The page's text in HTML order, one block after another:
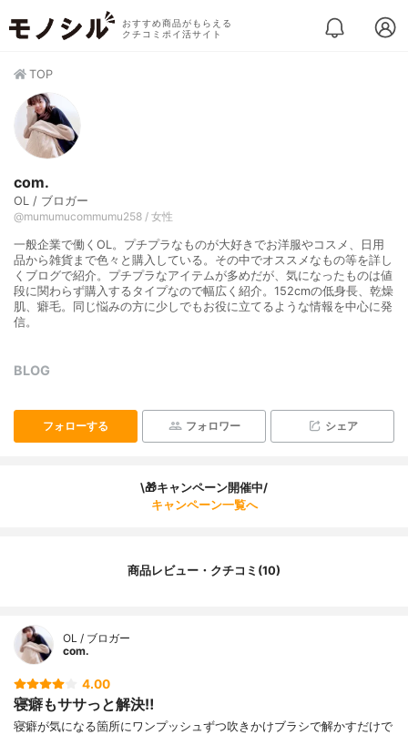
おすすめ商品がもらえる
クチコミポイ活サイト
TOP
com.
OL / ブロガー
@mumumucommumu258 / 女性
一般企業で働くOL。プチプラなものが大好きでお洋服やコスメ、日用
品から雑貨まで色々と購入している。その中でオススメなもの等を詳し
くブログで紹介。プチプラなアイテムが多めだが、気になったものは値
段に関わらず購入するタイプなので幅広く紹介。152cmの低身長、乾燥
肌、癖毛。同じ悩みの方に少しでもお役に立てるような情報を中心に発
信。
BLOG
フォローする フォロワー シェア
\🎁キャンペーン開催中/
キャンペーン一覧へ
商品レビュー・クチコミ(10)
OL / ブロガー
com.
4.00
寝癖もササっと解決‼︎
寝癖が気になる箇所にワンプッシュずつ吹きかけブラシで解かすだけで